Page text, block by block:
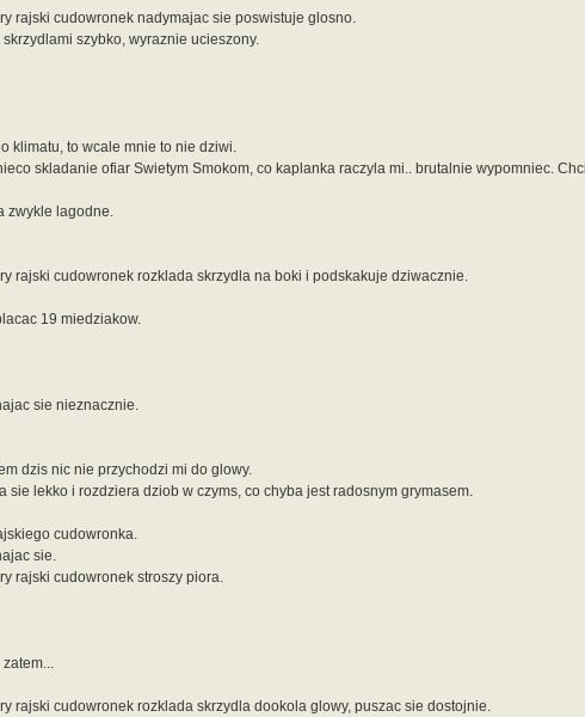
rajski cudowronek nadymajac sie poswistuje glosno.
szybko, wyraznie ucieszony.
klimatu, to wcale mnie to nie dziwi.
skladanie ofiar Swietym Smokom, co kaplanka raczyla mi.. brutalnie wypomniec.
zwykle lagodne.
rajski cudowronek rozklada skrzydla na boki i podskakuje dziwacznie.
19 miedziakow.
sie nieznacznie.
dzis nic nie przychodzi mi do glowy.
lekko i rozdziera dziob w czyms, co chyba jest radosnym grymasem.
cudowronka.
sie.
rajski cudowronek stroszy piora.
rajski cudowronek rozklada skrzydla dookola glowy, puszac sie dostojnie.